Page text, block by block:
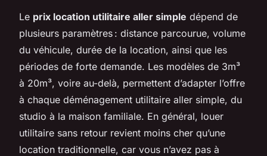
Le prix location utilitaire aller simple dépend de
plusieurs paramètres : distance parcourue, volume
du véhicule, durée de la location, ainsi que les
périodes de forte demande. Les modèles de 3m³
à 20m³, voire au-delà, permettent d’adapter l’offre
à chaque déménagement utilitaire aller simple, du
studio à la maison familiale. En général, louer
utilitaire sans retour revient moins cher qu’une
location traditionnelle, car vous n’avez pas à